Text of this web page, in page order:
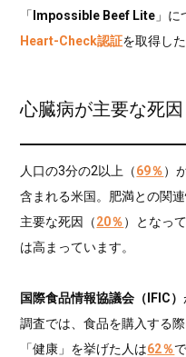
「 Impossible Beef Lite 」
Heart-Check認証を取得し
心臓病が主要な死
人口の3分の2以上（69％）
含まれる米国。肥満との関
主要な死因（20％）となっ
は高まっています。
国際食品情報協議会（IFIC）
調査では、食品を購入する
「健康」を挙げた人は62％